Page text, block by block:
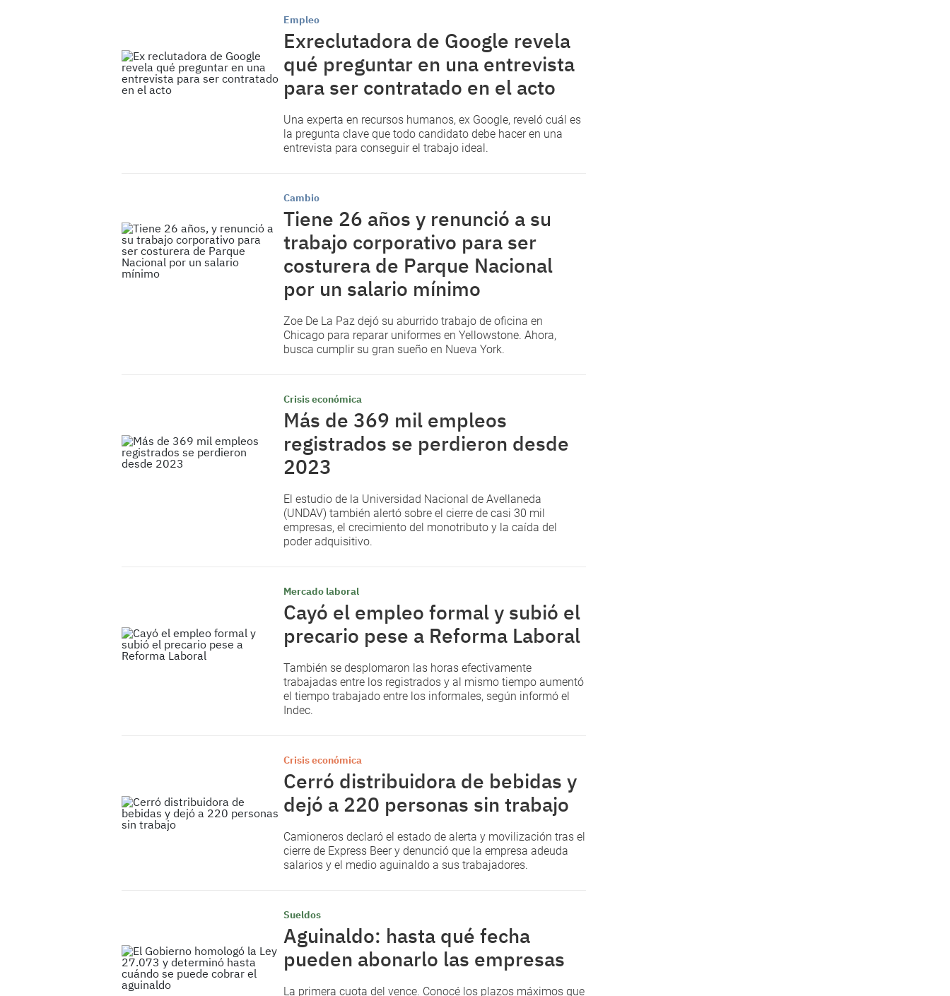
Empleo
Exreclutadora de Google revela
qué preguntar en una entrevista
para ser contratado en el acto
Una experta en recursos humanos, ex Google, reveló cuál es
la pregunta clave que todo candidato debe hacer en una
entrevista para conseguir el trabajo ideal.
Cambio
Tiene 26 años y renunció a su
trabajo corporativo para ser
costurera de Parque Nacional
por un salario mínimo
Zoe De La Paz dejó su aburrido trabajo de oficina en
Chicago para reparar uniformes en Yellowstone. Ahora,
busca cumplir su gran sueño en Nueva York.
Crisis económica
Más de 369 mil empleos
registrados se perdieron desde
2023
El estudio de la Universidad Nacional de Avellaneda
(UNDAV) también alertó sobre el cierre de casi 30 mil
empresas, el crecimiento del monotributo y la caída del
poder adquisitivo.
Mercado laboral
Cayó el empleo formal y subió el
precario pese a Reforma Laboral
También se desplomaron las horas efectivamente
trabajadas entre los registrados y al mismo tiempo aumentó
el tiempo trabajado entre los informales, según informó el
Indec.
Crisis económica
Cerró distribuidora de bebidas y
dejó a 220 personas sin trabajo
Camioneros declaró el estado de alerta y movilización tras el
cierre de Express Beer y denunció que la empresa adeuda
salarios y el medio aguinaldo a sus trabajadores.
Sueldos
Aguinaldo: hasta qué fecha
pueden abonarlo las empresas
La primera cuota del vence. Conocé los plazos máximos que